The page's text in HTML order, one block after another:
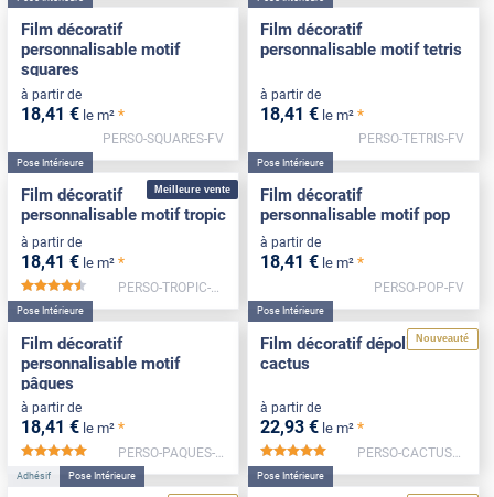
Film décoratif
personnalisable motif
squares
à partir de
18,41 € le m² *
PERSO-SQUARES-FV
Film décoratif
personnalisable motif tetris
à partir de
18,41 € le m² *
PERSO-TETRIS-FV
Meilleure vente
Pose Intérieure
Film décoratif
personnalisable motif tropic
à partir de
18,41 € le m² *
*****
PERSO-TROPIC-FV
Pose Intérieure
Film décoratif
personnalisable motif pop
à partir de
18,41 € le m² *
PERSO-POP-FV
Pose Intérieure
Film décoratif
personnalisable motif
pâques
à partir de
18,41 € le m² *
*****
PERSO-PAQUES-FV
Nouveauté
Pose Intérieure
Film décoratif dépoli motif
cactus
à partir de
22,93 € le m² *
*****
PERSO-CACTUS-FV
Adhésif Pose Intérieure Pose Intérieure